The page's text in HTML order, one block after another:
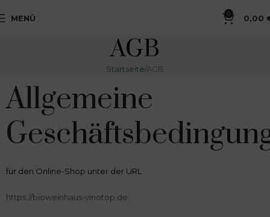
MENÜ 0 0,00
AGB
Startseite AGB
Allgemeine
für den Online-Shop unter der URL
https://bioweinhaus-vinotop.de